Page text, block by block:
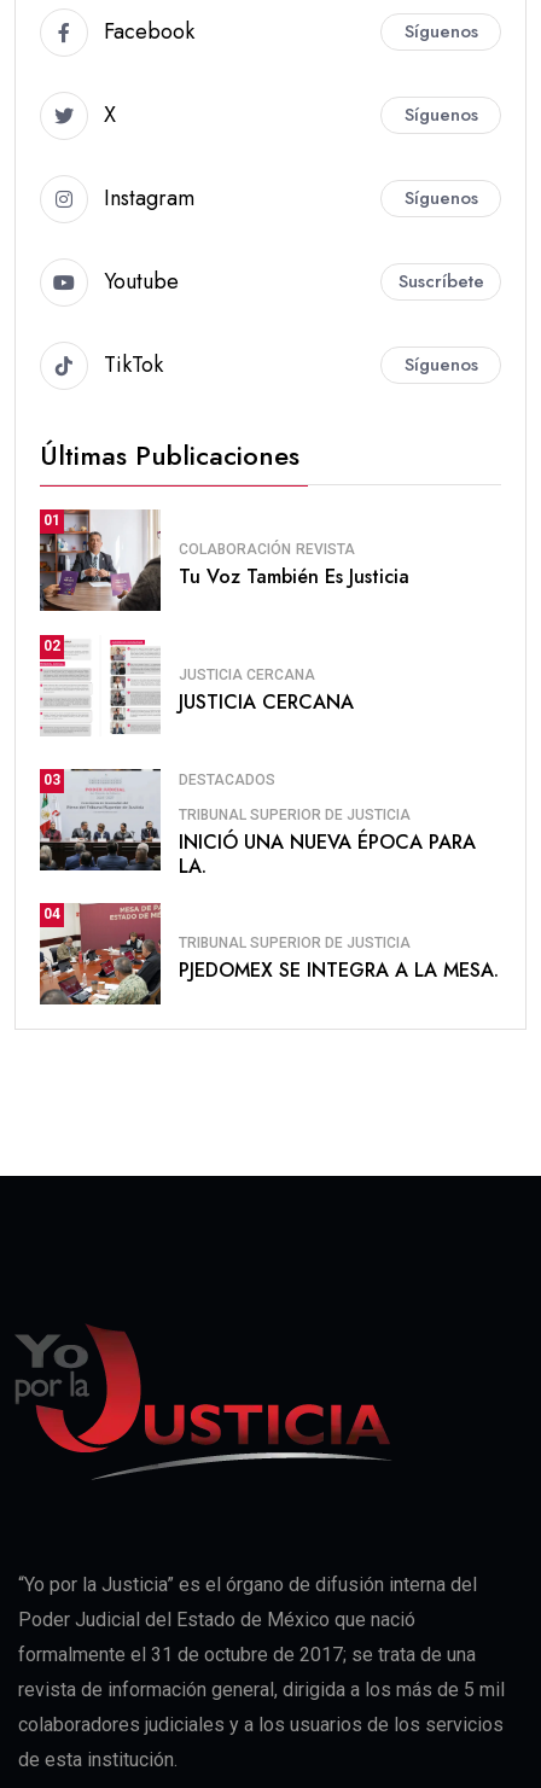
Facebook Síguenos
X Síguenos
Instagram Síguenos
Youtube Suscríbete
TikTok Síguenos
Últimas Publicaciones
01
COLABORACIÓN REVISTA
Tu Voz También Es Justicia
02
JUSTICIA CERCANA
JUSTICIA CERCANA
03 DESTACADOS
TRIBUNAL SUPERIOR DE JUSTICIA
INICIÓ UNA NUEVA ÉPOCA PARA
LA.
04
TRIBUNAL SUPERIOR DE JUSTICIA
PJEDOMEX SE INTEGRA A LA MESA.
“Yo por la Justicia” es el órgano de difusión interna del
Poder Judicial del Estado de México que nació
formalmente el 31 de octubre de 2017; se trata de una
revista de información general, dirigida a los más de 5 mil
colaboradores judiciales y a los usuarios de los servicios
de esta institución.